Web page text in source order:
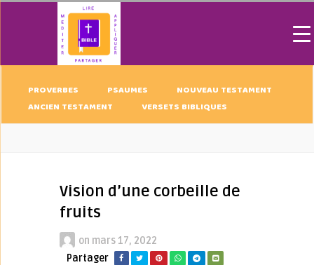
PROVERBES PSAUMES
NOUVEAU TESTAMENT
ANCIEN TESTAMENT
VERSETS BIBLIQUES
Vision d’une corbeille de
fruits
on mars 17, 2022
Partager